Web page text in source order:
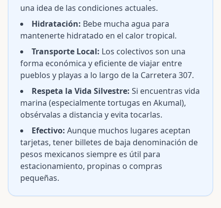
una idea de las condiciones actuales.
Hidratación: Bebe mucha agua para
mantenerte hidratado en el calor tropical.
Transporte Local: Los colectivos son una
forma económica y eficiente de viajar entre
pueblos y playas a lo largo de la Carretera 307.
Respeta la Vida Silvestre: Si encuentras vida
marina (especialmente tortugas en Akumal),
obsérvalas a distancia y evita tocarlas.
Efectivo: Aunque muchos lugares aceptan
tarjetas, tener billetes de baja denominación de
pesos mexicanos siempre es útil para
estacionamiento, propinas o compras
pequeñas.